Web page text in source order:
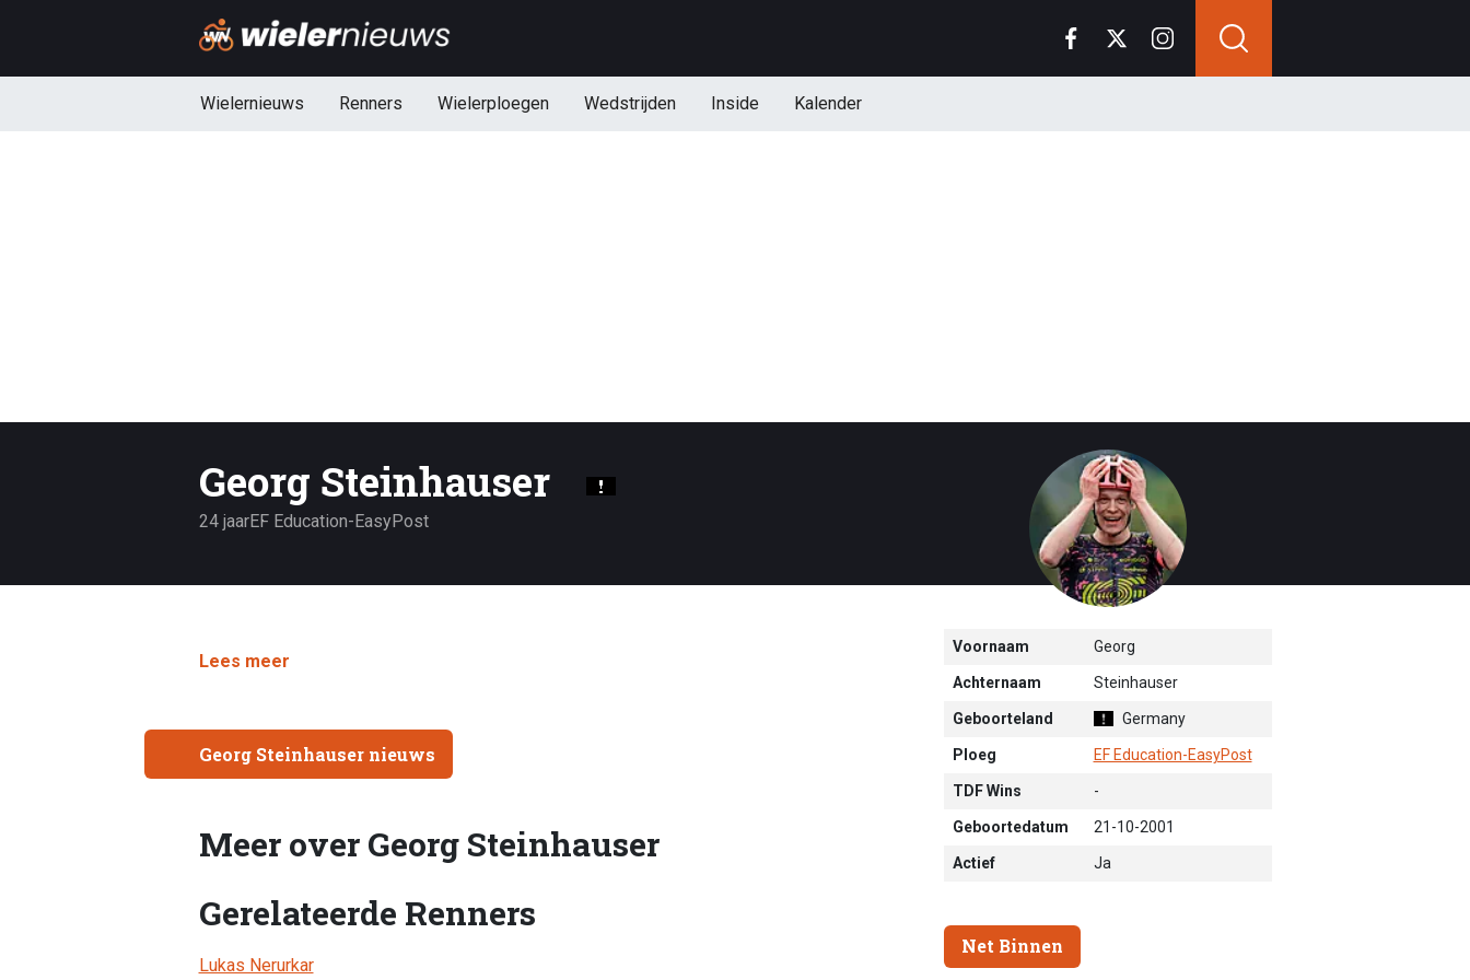
Wielernieuws Renners Wielerploegen Wedstrijden Inside Kalender
Georg Steinhauser
24 jaarEF Education-EasyPost
Lees meer
Georg Steinhauser nieuws
Meer over Georg Steinhauser
Gerelateerde Renners
Lukas Nerurkar
Voornaam Georg
Achternaam Steinhauser
Geboorteland Germany
Ploeg EF Education-EasyPost
TDF Wins -
Geboortedatum 21-10-2001
Actief Ja
Net Binnen